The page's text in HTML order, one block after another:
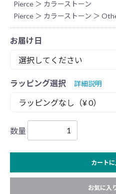
Pierce ＞ カラーストーン
Pierce ＞ カラーストーン ＞
お届け日
ラッピング選択 詳細説明
数量
カート
お気に入